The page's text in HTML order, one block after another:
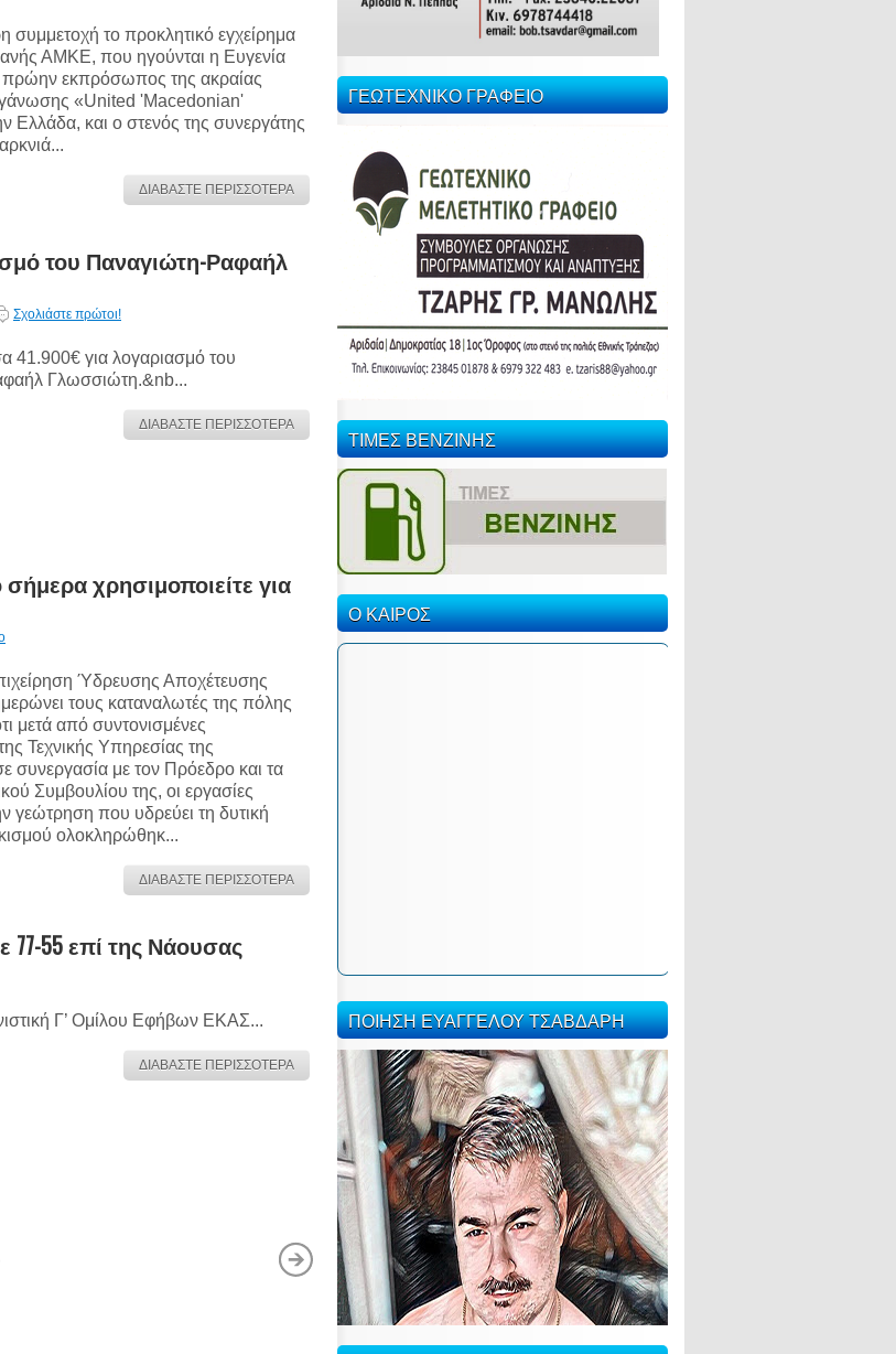
συμμετοχή το προκλητικό εγχείρημα
ΑΜΚΕ, που ηγούνται η Ευγενία
πρώην εκπρόσωπος της ακραίας
«United 'Macedonian'
Ελλάδα, και ο στενός της συνεργάτης
ΔΙΑΒΑΣΤΕ ΠΕΡΙΣΣΟΤΕΡΑ
του Παναγιώτη-Ραφαήλ
Σχολιάστε πρώτοι!
41.900€ για λογαριασμό του
Γλωσσιώτη.&nb...
ΔΙΑΒΑΣΤΕ ΠΕΡΙΣΣΟΤΕΡΑ
χρησιμοποιείτε για
Ύδρευσης Αποχέτευσης
τους καταναλωτές της πόλης
μετά από συντονισμένες
Τεχνικής Υπηρεσίας της
συνεργασία με τον Πρόεδρο και τα
Συμβουλίου της, οι εργασίες
γεώτρηση που υδρεύει τη δυτική
ολοκληρώθηκ...
ΔΙΑΒΑΣΤΕ ΠΕΡΙΣΣΟΤΕΡΑ
77-55 επί της Νάουσας
Γ’ Ομίλου Εφήβων ΕΚΑΣ...
ΔΙΑΒΑΣΤΕ ΠΕΡΙΣΣΟΤΕΡΑ
ΓΕΩΤΕΧΝΙΚΟ ΓΡΑΦΕΙΟ
ΤΙΜΕΣ ΒΕΝΖΙΝΗΣ
Ο ΚΑΙΡΟΣ
ΠΟΙΗΣΗ ΕΥΑΓΓΕΛΟΥ ΤΣΑΒΔΑΡΗ